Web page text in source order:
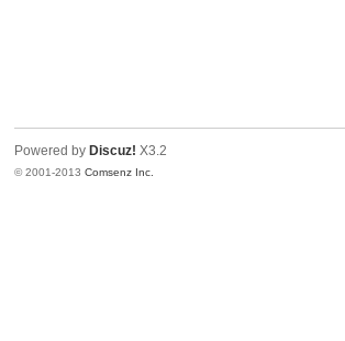
Powered by Discuz! X3.2
© 2001-2013Comsenz Inc.